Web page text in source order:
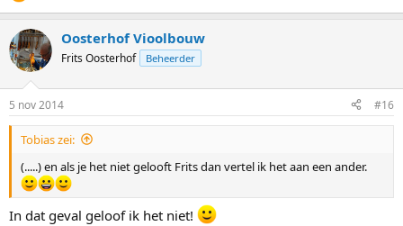
Oosterhof Vioolbouw
Frits Oosterhof Beheerder
5 nov 2014 #16
Tobias zei:
(.....) en als je het niet gelooft Frits dan vertel ik het aan een ander.
In dat geval geloof ik het niet!